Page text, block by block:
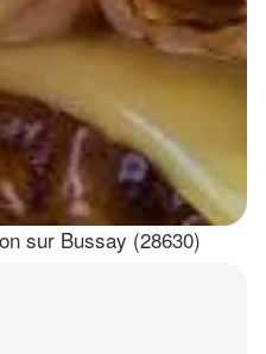
sur Bussay (28630)